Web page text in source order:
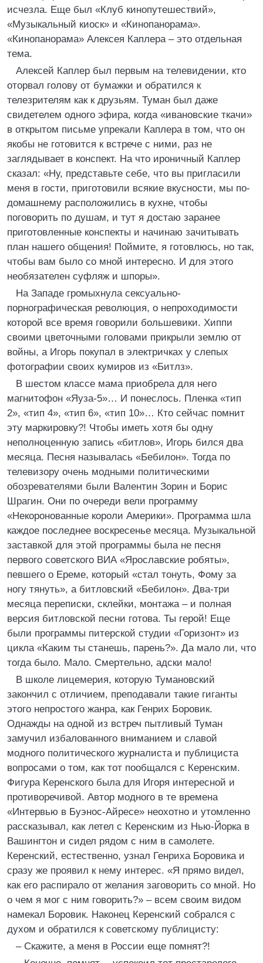
исчезла. Еще был «Клуб кинопутешествий»,
«Музыкальный киоск» и «Кинопанорама».
«Кинопанорама» Алексея Каплера – это отдельная
тема.
Алексей Каплер был первым на телевидении, кто
оторвал голову от бумажки и обратился к
телезрителям как к друзьям. Туман был даже
свидетелем одного эфира, когда «ивановские ткачи»
в открытом письме упрекали Каплера в том, что он
якобы не готовится к встрече с ними, раз не
заглядывает в конспект. На что ироничный Каплер
сказал: «Ну, представьте себе, что вы пригласили
меня в гости, приготовили всякие вкусности, мы по-
домашнему расположились в кухне, чтобы
поговорить по душам, и тут я достаю заранее
приготовленные конспекты и начинаю зачитывать
план нашего общения! Поймите, я готовлюсь, но так,
чтобы вам было со мной интересно. И для этого
необязателен суфляж и шпоры».
На Западе громыхнула сексуально-
порнографическая революция, о непроходимости
которой все время говорили большевики. Хиппи
своими цветочными головами прикрыли землю от
войны, а Игорь покупал в электричках у слепых
фотографии своих кумиров из «Битлз».
В шестом классе мама приобрела для него
магнитофон «Яуза-5»… И понеслось. Пленка «тип
2», «тип 4», «тип 6», «тип 10»… Кто сейчас помнит
эту маркировку?! Чтобы иметь хотя бы одну
неполноценную запись «битлов», Игорь бился два
месяца. Песня называлась «Бебилон». Тогда по
телевизору очень модными политическими
обозревателями были Валентин Зорин и Борис
Шрагин. Они по очереди вели программу
«Некоронованные короли Америки». Программа шла
каждое последнее воскресенье месяца. Музыкальной
заставкой для этой программы была не песня
первого советского ВИА «Ярославские робяты»,
певшего о Ереме, который «стал тонуть, Фому за
ногу тянуть», а битловский «Бебилон». Два-три
месяца переписки, склейки, монтажа – и полная
версия битловской песни готова. Ты герой! Еще
были программы питерской студии «Горизонт» из
цикла «Каким ты станешь, парень?». Да мало ли, что
тогда было. Мало. Смертельно, адски мало!
В школе лицемерия, которую Тумановский
закончил с отличием, преподавали такие гиганты
этого непростого жанра, как Генрих Боровик.
Однажды на одной из встреч пытливый Туман
замучил избалованного вниманием и славой
модного политического журналиста и публициста
вопросами о том, как тот пообщался с Керенским.
Фигура Керенского была для Игоря интересной и
противоречивой. Автор модного в те времена
«Интервью в Буэнос-Айресе» неохотно и утомленно
рассказывал, как летел с Керенским из Нью-Йорка в
Вашингтон и сидел рядом с ним в самолете.
Керенский, естественно, узнал Генриха Боровика и
сразу же проявил к нему интерес. «Я прямо видел,
как его распирало от желания заговорить со мной. Но
о чем я мог с ним говорить?» – всем своим видом
намекал Боровик. Наконец Керенский собрался с
духом и обратился к советскому публицисту:
– Скажите, а меня в России еще помнят?!